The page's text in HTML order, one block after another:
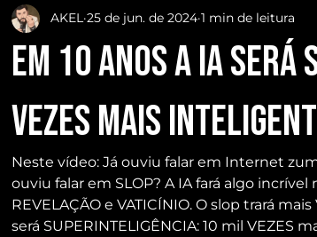
Em 10 ANOS a IA será
VEZES mais
AKEL 25 de jun. de 2024 1 min de leitura
Neste vídeo: Já ouviu falar em Internet
ouviu falar em SLOP? A IA fará algo incrível
REVELAÇÃO e VATICÍNIO. O slop trará
será SUPERINTELIGÊNCIA: 10 mil VEZES